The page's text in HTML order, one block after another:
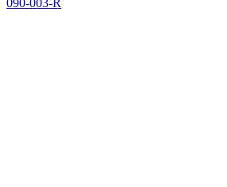
090-003-R